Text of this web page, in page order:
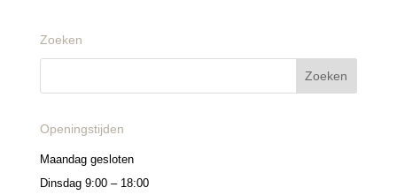
Zoeken
Openingstijden
Maandag gesloten
Dinsdag 9:00 – 18:00